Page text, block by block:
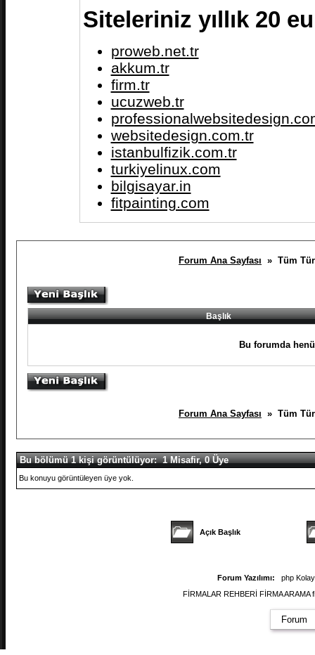
Siteleriniz yıllık 20
proweb.net.tr
akkum.tr
firm.tr
ucuzweb.tr
websitedesign.com.tr
istanbulfizik.com.tr
turkiyelinux.com
bilgisayar.in
fitpainting.com
Forum Ana Sayfası » Tüm
Başlık
Bu forumda
Forum Ana Sayfası » Tüm
Bu bölümü 1 kişi görüntülüyor: 1 Misafir, 0 Üye
Bu konuyu görüntüleyen üye yok.
Açık Başlık
Forum Yazılımı:
php
FİRMALAR REHBERİ FİRMA
Forum